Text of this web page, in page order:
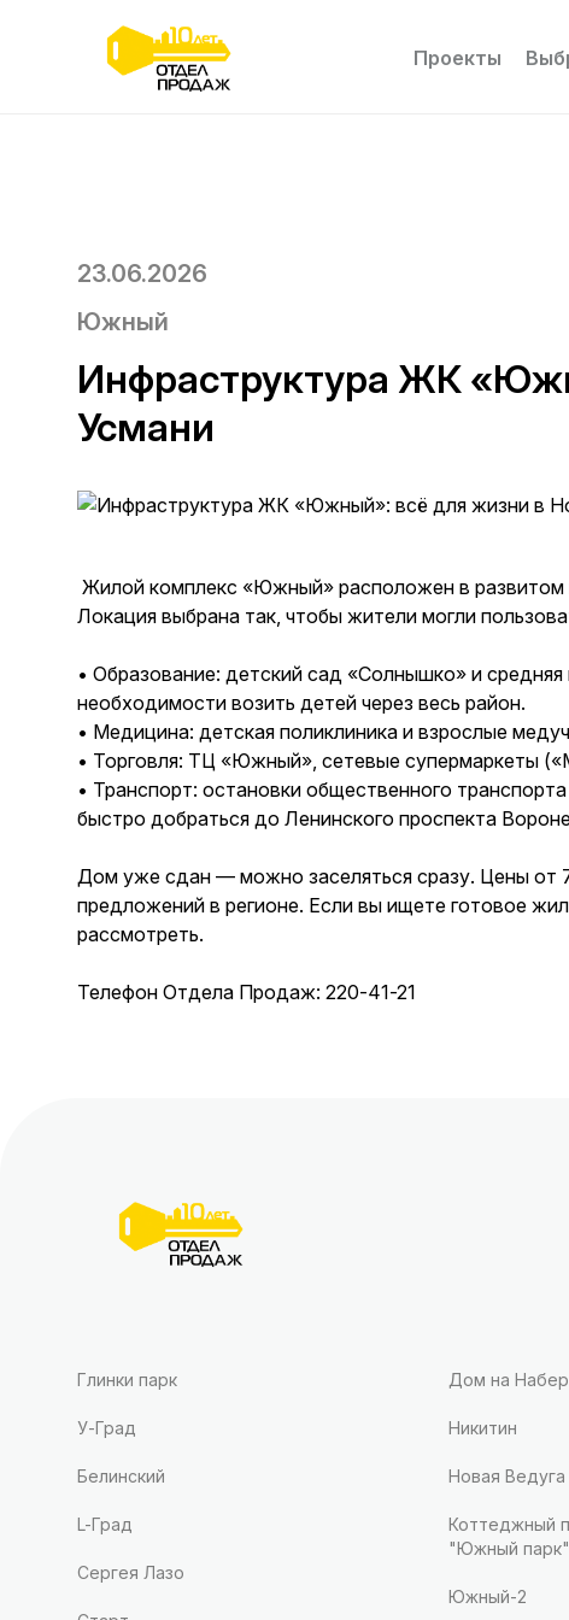
Проекты
23.06.2026
Южный
Инфраструктура ЖК
Усмани
Жилой комплекс «Южный» расположен в развитом
Локация выбрана так, чтобы жители могли
• Образование: детский сад «Солнышко» и
необходимости возить детей через весь район.
• Медицина: детская поликлиника и взрослые
• Торговля: ТЦ «Южный», сетевые супермаркеты
• Транспорт: остановки общественного
быстро добраться до Ленинского проспекта
Дом уже сдан — можно заселяться сразу. Цены
предложений в регионе. Если вы ищете готовое
рассмотреть.
Телефон Отдела Продаж: 220-41-21
Глинки парк
У-Град
Белинский
L-Град
Сергея Лазо
Дом на
Никитин
Новая Ведуга
Коттеджный
"Южный парк"
Южный-2